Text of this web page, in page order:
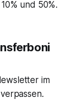
und 50%.
im